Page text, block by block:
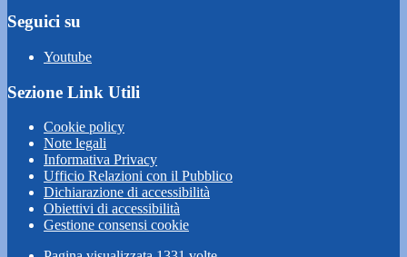
Seguici su
Youtube
Sezione Link Utili
Cookie policy
Note legali
Informativa Privacy
Ufficio Relazioni con il Pubblico
Dichiarazione di accessibilità
Obiettivi di accessibilità
Gestione consensi cookie